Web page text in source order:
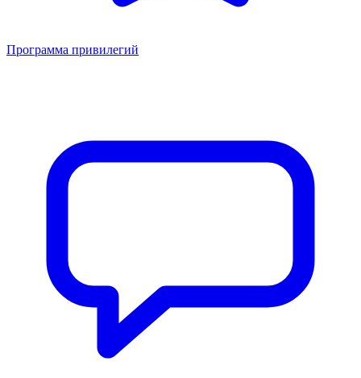
Программа привилегий